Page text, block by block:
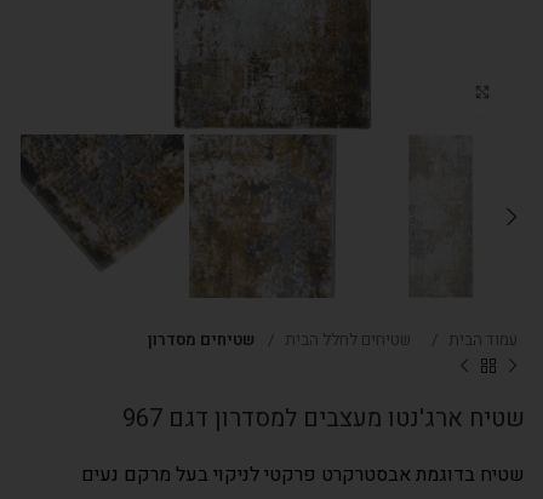
Click to enlarge
עמוד הבית שטיחים לחלל הבית שטיחים מסדרון
שטיח ארג'נטו מעצבים למסדרון דגם 967
שטיח בדוגמת אבסטרקרט פרקטי לניקוי בעל מרקם נעים